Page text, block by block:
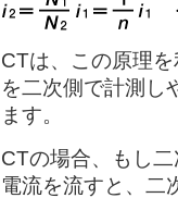
CTは、この原理
を二次側で計測し
ます。
CTの場合、もし
電流を流すと、二